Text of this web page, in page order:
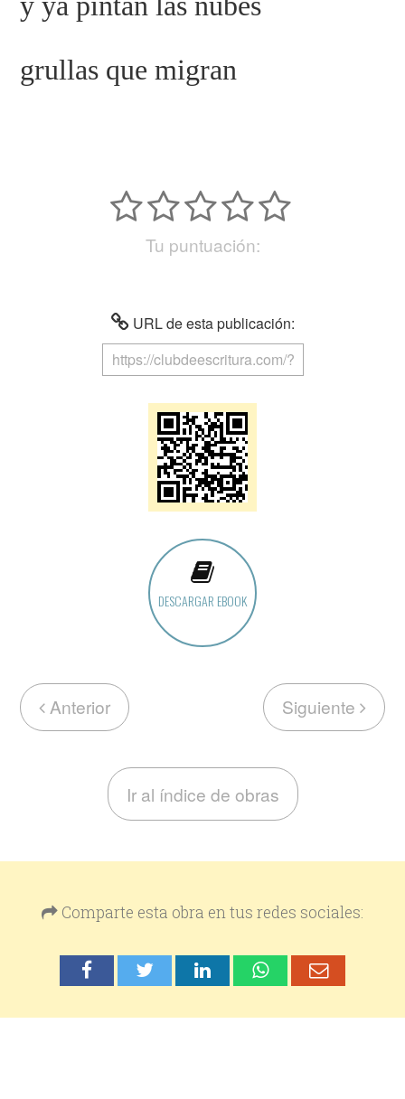
grullas que migran
Tu puntuación:
URL de esta publicación:
DESCARGAR EBOOK
Anterior Siguiente
Ir al índice de obras
Comparte esta obra en tus redes sociales: